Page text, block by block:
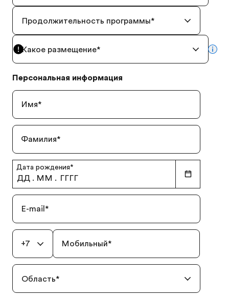
Продолжительность программы*
Какое размещение*
Персональная информация
Имя*
Фамилия*
Дата рождения*
ДД . ММ . ГГГГ
E-mail *
+7 Мобильный*
Область*